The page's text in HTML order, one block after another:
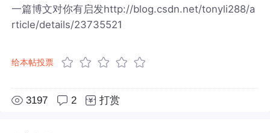
一篇博文对你有启发http://blog.csdn.net/tonyli288/a
rticle/details/23735521
给本帖投票
3197 2 打赏